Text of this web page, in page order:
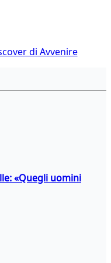
di Avvenire
«Quegli uomini